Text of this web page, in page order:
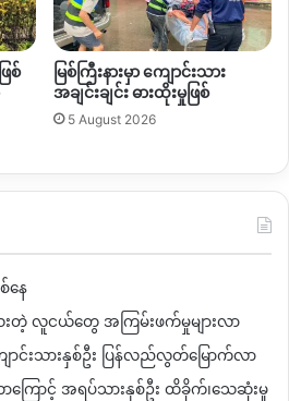
စ်
မြစ်ကြီးနားမှာ ကျောင်းသား
အချင်းချင်း ဓားထိုးမှုဖြစ်
5 August 2026
နေ
တဲ့ လူငယ်တွေ အကြမ်းဖက်မှုများလာ
ောင်းသားနှစ်ဦး ပြန်လည်လွတ်မြောက်လာ
ြောင့် အရပ်သားနှစ်ဦး ထိခိုက်၊သေဆုံးမှု